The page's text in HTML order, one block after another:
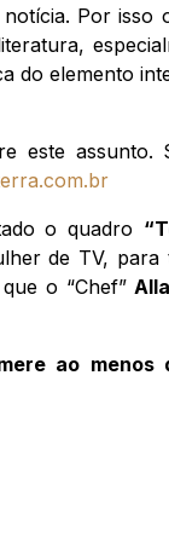
Por isso
do elemento
este assunto.
o quadro
de TV,
o “Chef”
ao menos